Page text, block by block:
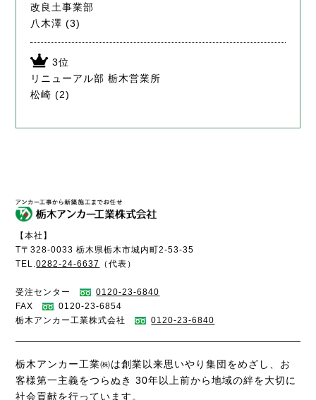
改良土事業部
八木澤(3)
リニューアル部 栃木営業所
松崎(2)
【本社】
T〒328-0033 栃木県栃木市城内町2-53-35
TEL.0282-24-6637 （代表）
受注センター
0120-23-6840
FAX
0120-23-6854
栃木アンカー工業株式会社
0120-23-6840
栃木アンカー工業㈱は創業以来思いやり集団をめざし、お
客様第一主義をつらぬき 30年以上前から地域の絆を大切に
社会貢献を行っています。